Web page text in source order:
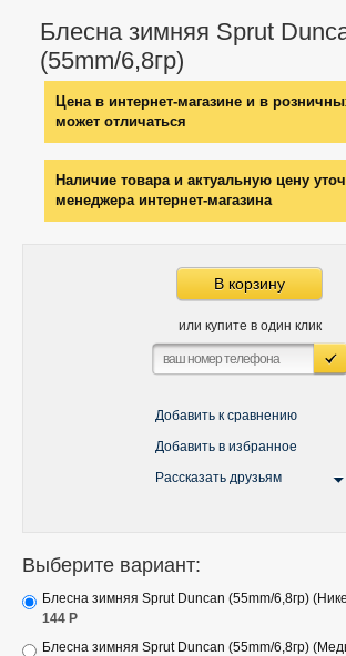
Блесна зимняя Sprut
(55mm/6,8гр)
Цена в интернет-магазине и в
может отличаться
Наличие товара и актуальную цену
менеджера интернет-магазина
В корзину
или купите в один клик
Добавить к сравнению
Добавить в избранное
Рассказать друзьям
Выберите вариант:
Блесна зимняя Sprut Duncan (55mm/6,8гр)
144 Р
Блесна зимняя Sprut Duncan (55mm/6,8гр)